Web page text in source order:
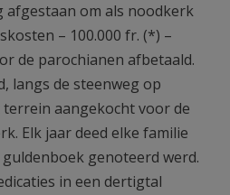
afgestaan om als noodkerk
– 100.000 fr. (*) –
de parochianen afbetaald.
langs de steenweg op
aangekocht voor de
Elk jaar deed elke familie
genoteerd werd.
in een dertigtal